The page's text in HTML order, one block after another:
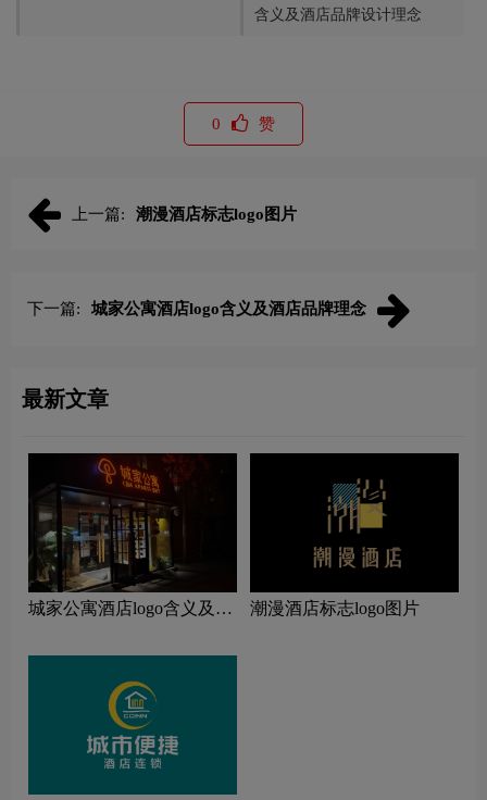
含义及酒店品牌设计理念
0 赞
上一篇: 潮漫酒店标志logo图片
下一篇: 城家公寓酒店logo含义及酒店品牌理念
最新文章
城家公寓酒店logo含义及酒
潮漫酒店标志logo图片